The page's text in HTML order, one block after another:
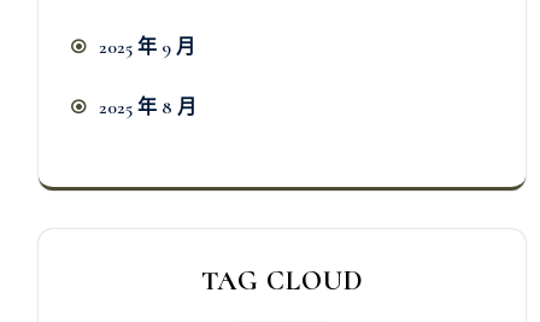
2025 年 9 月
2025 年 8 月
TAG CLOUD